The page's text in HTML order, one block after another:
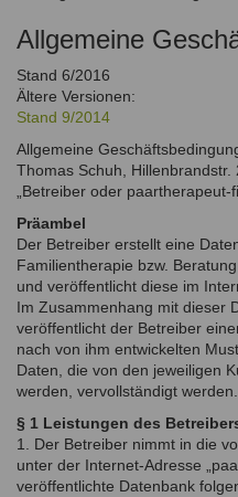
Qualitätssicherung
Qualität unserer
Familienthemen
Systemischer Ansatz
Veranstaltungen
Seminare und Kurse
Fortbildungen
Fortbildungen
Information über
Liste der Fachverbände
Benutzername*
Passwort
vergessen?
Anmelden
Links
Formular zur Registrierung
Allgemeine
Stand 6/2016
Ältere Versionen:
Stand 9/2014
Allgemeine
Thomas Schuh,
„Betreiber oder paartherapeut-
Präambel
Der Betreiber erstellt eine
Familientherapie bzw.
und veröffentlicht diese im
Im Zusammenhang mit dieser
veröffentlicht der Betreiber
nach von ihm entwickelten
Daten, die von den jeweiligen
werden, vervollständigt werden.
§ 1 Leistungen des
1. Der Betreiber nimmt in die
unter der Internet-Adresse
veröffentlichte Datenbank